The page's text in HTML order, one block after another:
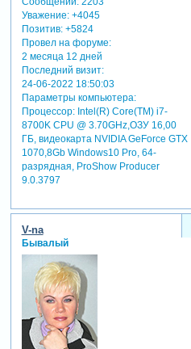
Уважение: +4045
Позитив: +5824
Провел на форуме:
2 месяца 12 дней
Последний визит:
24-06-2022 18:50:03
Параметры компьютера:
Процессор: Intel(R) Core(TM) i7-
8700K CPU @ 3.70GHz,ОЗУ 16,00
ГБ, видеокарта NVIDIA GeForce GTX
1070,8Gb Windows10 Pro, 64-
разрядная, ProShow Producer
9.0.3797
V-na
Бывалый